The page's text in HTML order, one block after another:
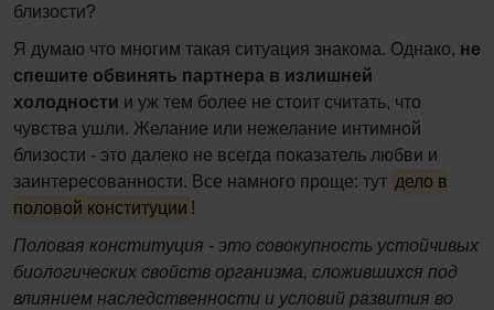
близости?
Я думаю что многим такая ситуация знакома. Однако, не
спешите обвинять партнера в излишней
холодности и уж тем более не стоит считать, что
чувства ушли. Желание или нежелание интимной
близости - это далеко не всегда показатель любви и
заинтересованности. Все намного проще: тут дело в
половой конституции !
Половая конституция - это совокупность устойчивых
биологических свойств организма, сложившихся под
влия­нием наследственности и условий развития во